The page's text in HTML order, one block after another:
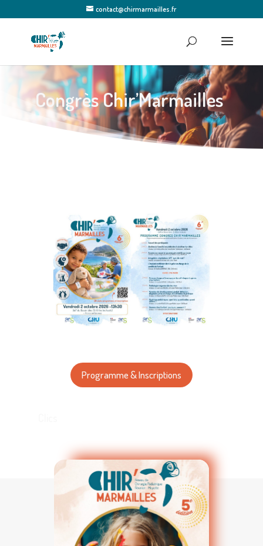
contact@chirmarmailles.fr
Congrès Chir’Marmailles
Programme & Inscriptions